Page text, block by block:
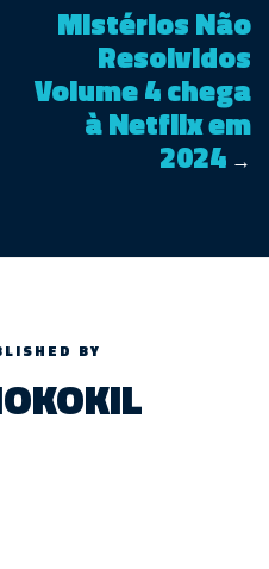
Mistérios Não
Resolvidos
Volume 4 chega
à Netflix em
2024 →
BY